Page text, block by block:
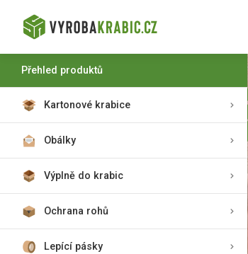
Přehled produktů
Kartonové krabice
Obálky
Výplně do krabic
Ochrana rohů
Lepící pásky